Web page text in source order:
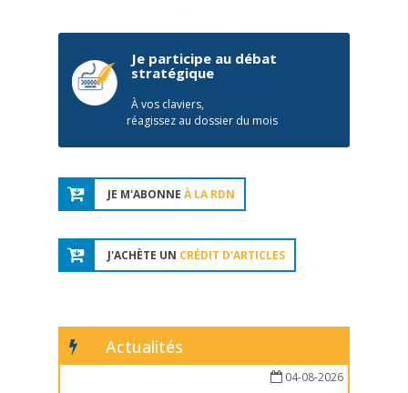
Je participe au débat
stratégique
À vos claviers,
réagissez au dossier du mois
JE M'ABONNE À LA RDN
J'ACHÈTE UN CRÉDIT D'ARTICLES
Actualités
04-08-2026